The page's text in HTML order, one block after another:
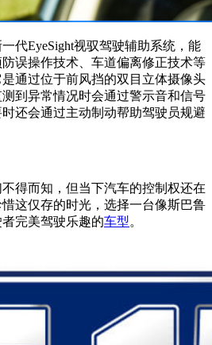
代EyeSight视驭驾驶辅助系统，能
误操作技术、车道偏离修正技术等
通过位于前风挡的双目立体摄像头
到异常情况时会通过警示音和信号
还会通过主动制动帮助驾驶员规避
得而知，但当下汽车的控制权还在
这仅存的时光，选择一台像斯巴鲁
完美驾驶乐趣的车型。